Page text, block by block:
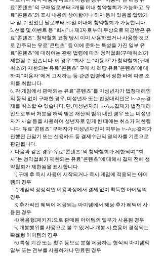
료”콘텐츠”의 구매일로부터 3개월 이내 청약철회가 가능하고, 유
료”콘텐츠”와 표시 내용의 상이함이나 하자 등이 있음을 알았거
나 알 수 있었던 날로부터 30일 이내에 청약철회가 가능합니다.
5. 선물 및 이벤트 등 “회사”나 제3자로부터 무상으로 제공받은 유
료”콘텐츠”, 청약철회 요청 당시 이미 사용하였거나 사용한 것으
로 간주되는 유료”콘텐츠” 등 이에 준하는 특성을 가진 일부 유
료”콘텐츠”에 대하여는 관련 법령에 따라 청약철회(구매취소)가
제한될 수 있습니다. 이 경우 “회사”는 “이용자”가 청약철회(구매
취소)가 제한되는 유료”콘텐츠” 구매 시 해당 유료”콘텐츠”에 대
하여 “이용자”에게 고지하는 등 관련 법령에서 정한 바에 따른 조
치를 취합니다.
6. 각 게임에서 판매되는 유료”콘텐츠”를 미성년자가 법정대리인
의 동의 없이 구매한 경우, 미성년자 또는 법정대리인은 In-App결
제를 취소할 수 있습니다. 단, 미성년자의 In-App결제가 법정대리
인으로부터 처분을 허락 받은 재산의 범위 내인 경우 또는 미성년
자가 사술 등을 사용하여 성년자로 믿게 한 때에는 취소가 제한됩
니다. 유료”콘텐츠” 구매자가 미성년자인지 여부는 In-App결제가
진행된 단말기 또는 신용카드 등 결제수단의 명의자를 기준으로
판단됩니다.
7. 다음과 같은 경우 유료”콘텐츠”의 청약철회가 제한되며 “회
사”는 청약철회가 제한되는 유료”콘텐츠”에 대해서 결제 전에 청
약철회가 제한됨을 표시합니다.
1) 구매 후 즉시 사용이 시작되거나 즉시 게임에 적용되는 아이
템의 경우
2) 게임의 정상적인 이용과정에서 결제 없이 획득한 아이템의
경우
3) 추가적인 혜택이 제공되는 아이템에서 해당 추가 혜택이 사
용된 경우
4) 묶음형(패키지)으로 판매된 아이템의 일부가 사용된 경우
5) 개봉행위를 사용으로 볼 수 있거나 개봉 시 효용이 결정되는
확률형 아이템의 경우
6) 특정 기간 또는 횟수 등으로 분할 제공하는 형식의 아이템의
일부 또는 전부를 사용하거나 만료된 경우